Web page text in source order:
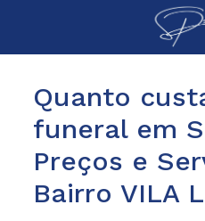
Quanto
funeral em
Preços e
Bairro VILA